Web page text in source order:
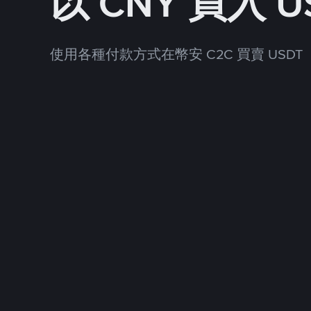
使用各種付款方式在幣安 C2C 買賣 USDT